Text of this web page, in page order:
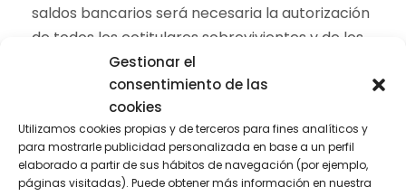
Gestionar el
consentimiento de las
cookies
Utilizamos cookies propias y de terceros para fines analíticos y
para mostrarle publicidad personalizada en base a un perfil
elaborado a partir de sus hábitos de navegación (por ejemplo,
páginas visitadas). Puede obtener más información en nuestra
saldos bancarios será necesaria la autorización
de todos los cotitulares sobrevivientes y de los
También conviene tener en cuenta que la
cancelación de una cuenta de una persona
fallecida puede solicitarse por los herederos o,
según el caso, por los cotitulares